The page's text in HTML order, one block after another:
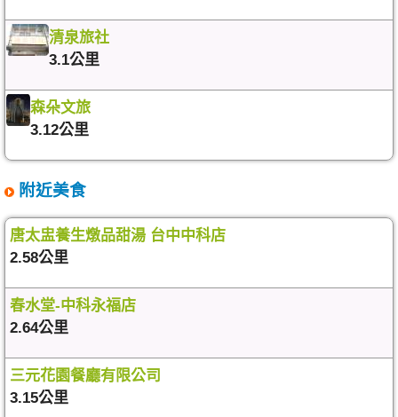
清泉旅社
3.1公里
森朵文旅
3.12公里
附近美食
唐太盅養生燉品甜湯 台中中科店
2.58公里
春水堂-中科永福店
2.64公里
三元花園餐廳有限公司
3.15公里